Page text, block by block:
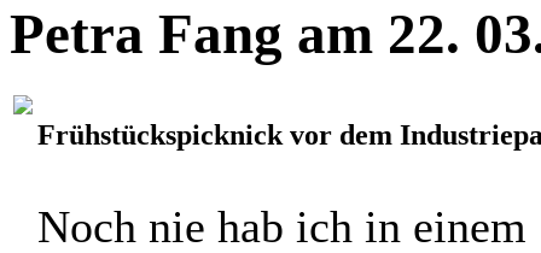
Petra Fang am 22.
Frühstückspicknick vor dem
Noch nie hab ich in einem